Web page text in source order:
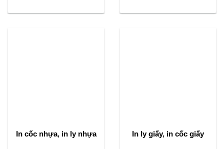
In cốc nhựa, in ly nhựa In ly giấy, in cốc giấy